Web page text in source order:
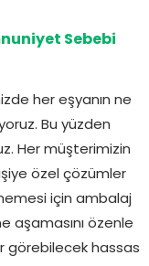
Sebebi
her eşyanın ne
Bu yüzden
Her müşterimizin
özel çözümler
için ambalaj
aşamasını özenle
görebilecek hassas